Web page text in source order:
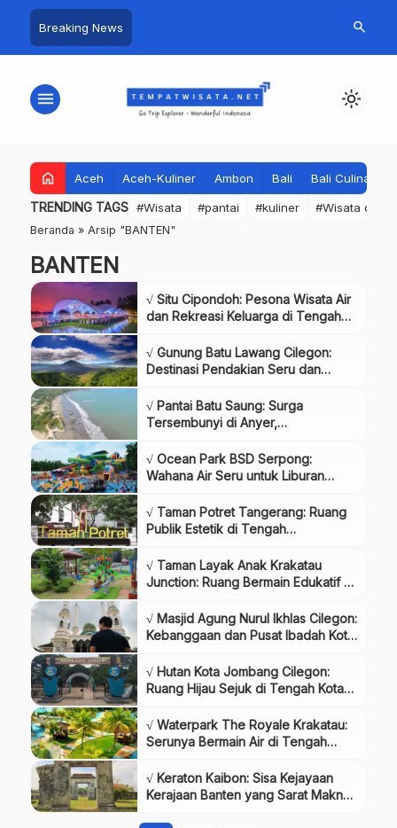
Breaking News search
menu light_mode
home Aceh Aceh-Kuliner Ambon Bali Bali Culinary
TRENDING TAGS #Wisata #pantai #kuliner #Wisata dan
Beranda » Arsip "BANTEN"
BANTEN
√ Situ Cipondoh: Pesona Wisata Air
dan Rekreasi Keluarga di Tengah
Tiket
√ Gunung Batu Lawang Cilegon:
Destinasi Pendakian Seru dan
√ Pantai Batu Saung: Surga
Tersembunyi di Anyer,
√ Ocean Park BSD Serpong:
Wahana Air Seru untuk Liburan
√ Taman Potret Tangerang: Ruang
Publik Estetik di Tengah
√ Taman Layak Anak Krakatau
Junction: Ruang Bermain Edukatif di
Tiket
√ Masjid Agung Nurul Ikhlas Cilegon:
Kebanggaan dan Pusat Ibadah Kota
√ Hutan Kota Jombang Cilegon:
Ruang Hijau Sejuk di Tengah Kota
√ Waterpark The Royale Krakatau:
Serunya Bermain Air di Tengah
Info Tiket
√ Keraton Kaibon: Sisa Kejayaan
Kerajaan Banten yang Sarat Makna